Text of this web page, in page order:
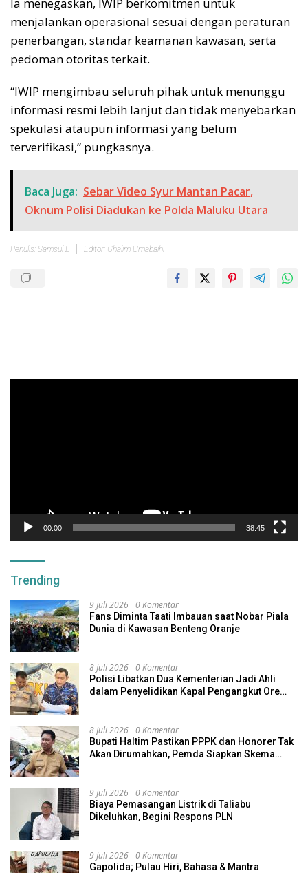
menjalankan operasional sesuai dengan peraturan
penerbangan, standar keamanan kawasan, serta
pedoman otoritas terkait.
“IWIP mengimbau seluruh pihak untuk menunggu
informasi resmi lebih lanjut dan tidak menyebarkan
spekulasi ataupun informasi yang belum
terverifikasi,” pungkasnya.
Baca Juga: Sebar Video Syur Mantan Pacar,
Oknum Polisi Diadukan ke Polda Maluku Utara
Penulis: Samsul L Editor: Ghalim Umabaihi
00:00 38:45
Trending
9 Juli 2026 0 Komentar
Fans Diminta Taati Imbauan saat Nobar Piala
Dunia di Kawasan Benteng Oranje
8 Juli 2026 0 Komentar
Polisi Libatkan Dua Kementerian Jadi Ahli
dalam Penyelidikan Kapal Pengangkut Ore
8 Juli 2026 0 Komentar
Bupati Haltim Pastikan PPPK dan Honorer Tak
Akan Dirumahkan, Pemda Siapkan Skema
9 Juli 2026 0 Komentar
Biaya Pemasangan Listrik di Taliabu
Dikeluhkan, Begini Respons PLN
9 Juli 2026 0 Komentar
Gapolida; Pulau Hiri, Bahasa & Mantra